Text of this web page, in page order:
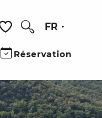
Voir les favoris
FR
Réservation